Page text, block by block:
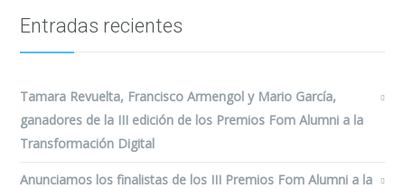
Entradas recientes
Tamara Revuelta, Francisco Armengol y Mario García,
ganadores de la III edición de los Premios Fom Alumni a la
Transformación Digital
Anunciamos los finalistas de los III Premios Fom Alumni a la